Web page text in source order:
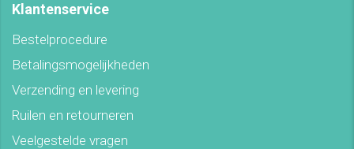
Klantenservice
Bestelprocedure
Betalingsmogelijkheden
Verzending en levering
Ruilen en retourneren
Veelgestelde vragen